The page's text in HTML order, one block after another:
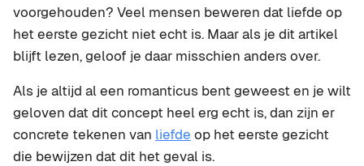
voorgehouden? Veel mensen beweren dat liefde op
het eerste gezicht niet echt is. Maar als je dit artikel
blijft lezen, geloof je daar misschien anders over.
Als je altijd al een romanticus bent geweest en je wilt
geloven dat dit concept heel erg echt is, dan zijn er
concrete tekenen van liefde op het eerste gezicht
die bewijzen dat dit het geval is.